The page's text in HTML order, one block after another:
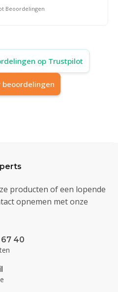
Beoordelingen
op Trustpilot
beoordelingen
producten of een lopende
opnemen met onze
40